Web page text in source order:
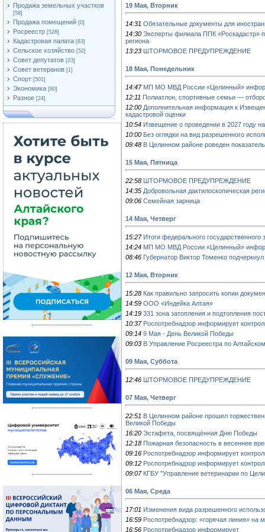
Продажа земельных участков
[58]
Продажа помещений [0]
Росреестр [528]
Кадастровая палата [83]
Сельское хозяйство [52]
Совет депутатов [23]
Совет ветеранов [1]
Спорт [501]
Экономика [80]
Разное [24]
19 Мая, Вторник
14:31 Обязательные документы для
14:30 Эксперты филиала ППК «Роскадастр»
региона
13:23 ШТОРМОВОЕ ПРЕДУПРЕЖДЕНИЕ
18 Мая, Понедельник
14:47 МП МО МВД России «Целинный»
12:11 Полиатлон, спортивные семьи —
12:00 Дополнительная информация к
кадастровой оценки
10:54 Извещение о проведении в 2027 году
10:00 Без оглядки на вид разрешенного
09:48 В Целинном районе роведен
15 Мая, Пятница
22:58 ШТОРМОВОЕ ПРЕДУПРЕЖДЕНИЕ
14:35 Добровольная дактилоскопическая
09:06 Семейная зарница
14 Мая, Четверг
15:27 Итоги федерального государственного
14:24 МП МО МВД России «Целинный»
08:46 Губернатор Виктор Томенко
12 Мая, Вторник
15:28 Как правильно запросить копии
14:59 ООО «Индейка Алтая»
14:19 331 зона затопления и подтопления
10:37 Роспотребнадзор информирует
09:14 9 Мая - День Великой Победы
09:03 В Управление Росреестра по
09 Мая, Суббота
12:46 ШТОРМОВОЕ ПРЕДУПРЕЖДЕНИЕ
07 Мая, Четверг
22:51 В Целинном районе прошел
Великой Победы
16:20 Эстафета, посвящённая Дню Победы
12:18 Пожарная безопасность в весеннее
09:16 Роспотребнадзор информирует
09:12 Роспотребнадзор информирует
09:07 КГБУ "Управление ветеринарии по
06 Мая, Среда
17:01 Изменения вида разрешенного
16:59 Роспотребнадзор: «горячая линия» на
16:56 Роспотребнадзор информирует